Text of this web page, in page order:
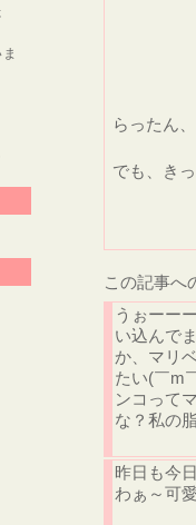
らったん
でも、き
この記事へ
うぉーー
い込んで
か、マリ
たい(￣m
ンコって
な？私の
昨日も今
わぁ～可